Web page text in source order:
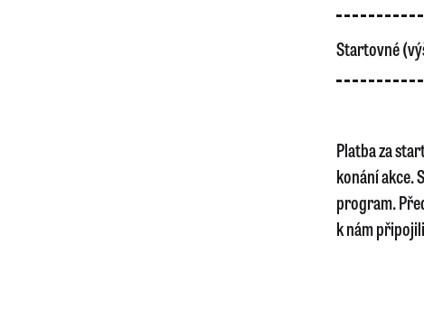
Startovné
Platba za
konání akce.
program.
k nám